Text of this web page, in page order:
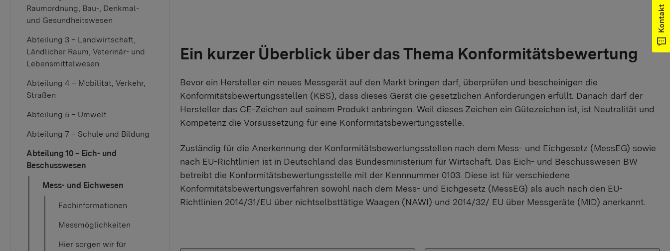
Raumordnung, Bau-, Denkmal-
und Gesundheitswesen
Abteilung 3 – Landwirtschaft,
Ländlicher Raum, Veterinär- und
Lebensmittelwesen
Abteilung 4 – Mobilität, Verkehr,
Straßen
Abteilung 5 – Umwelt
Abteilung 7 – Schule und Bildung
Abteilung 10 – Eich- und
Beschusswesen
Mess- und Eichwesen
Fachinformationen
Messmöglichkeiten
Hier sorgen wir für
Ein kurzer Überblick über das Thema Konformitätsbewertung
Bevor ein Hersteller ein neues Messgerät auf den Markt bringen darf, überprüfen und bescheinigen die
Konformitätsbewertungsstellen (KBS), dass dieses Gerät die gesetzlichen Anforderungen erfüllt. Danach darf der
Hersteller das CE-Zeichen auf seinem Produkt anbringen. Weil dieses Zeichen ein Gütezeichen ist, ist Neutralität und
Kompetenz die Voraussetzung für eine Konformitätsbewertungsstelle.
Zuständig für die Anerkennung der Konformitätsbewertungsstellen nach dem Mess- und Eichgesetz (MessEG) sowie
nach EU-Richtlinien ist in Deutschland das Bundesministerium für Wirtschaft. Das Eich- und Beschusswesen BW
betreibt die Konformitätsbewertungsstelle mit der Kennnummer 0103. Diese ist für verschiedene
Konformitätsbewertungsverfahren sowohl nach dem Mess- und Eichgesetz (MessEG) als auch nach den EU-
Richtlinien 2014/31/EU über nichtselbsttätige Waagen (NAWI) und 2014/32/ EU über Messgeräte (MID) anerkannt.
Kontakt